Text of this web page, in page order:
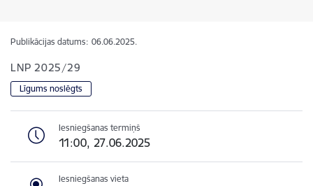
Publikācijas datums: 06.06.2025.
LNP 2025/29
Līgums noslēgts
Iesniegšanas termiņš
11:00, 27.06.2025
Iesniegšanas vieta